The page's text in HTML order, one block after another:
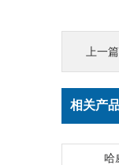
上一
相关产品
哈